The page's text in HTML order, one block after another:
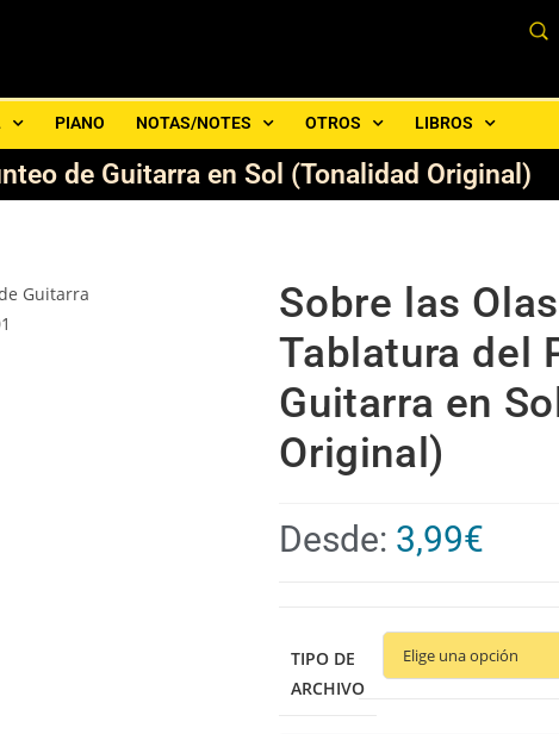
PIANO NOTAS/NOTES OTROS LIBROS
de Guitarra en Sol (Tonalidad Original)
Sobre las
Tablatura del
Guitarra en
Original)
Desde: 3,99€
TIPO DE
ARCHIVO